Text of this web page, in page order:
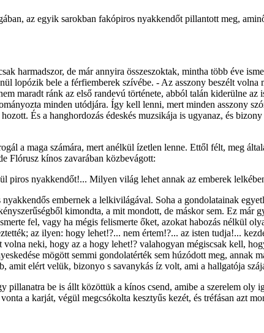
az egyik sarokban fakópiros nyakkendőt pillantott meg,
harmadszor, de már annyira összeszoktak, mintha több éve
lopózik bele a férfiemberek szívébe. - Az asszony beszélt volna
maradt ránk az első randevú története, abból talán kiderülne az
minden utódjára. Így kell lenni, mert minden asszony
És a hanghordozás édeskés muzsikája is ugyanaz, és
a maga számára, mert anélkül ízetlen lenne. Ettől félt, meg
Flórusz kínos zavarában közbevágott:
piros nyakkendőt!... Milyen világ lehet annak az emberek
embernek a lelkivilágával. Soha a gondolatainak
kimondta, a mit mondott, de máskor sem. Ez már
fel, vagy ha mégis felismerte őket, azokat habozás nélkül
az ilyen: hogy lehet!?... nem értem!?... az isten tudja!...
neki, hogy az a hogy lehet!? valahogyan mégiscsak kell,
mögött semmi gondolatérték sem húzódott meg, annak
elért velük, bizonyo s savanykás íz volt, ami a hallgatója
be is állt közöttük a kínos csend, amibe a szerelem oly
a karját, végül megcsókolta kesztyűs kezét, és tréfásan azt